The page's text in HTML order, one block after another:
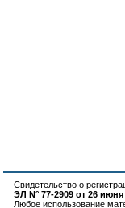
Свидетельство о
ЭЛ N° 77-2909 от 26 июня
Любое использование